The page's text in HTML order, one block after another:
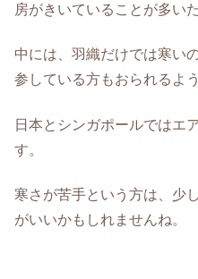
房がきいていることが多い
中には、羽織だけでは寒い
参している方もおられるよう
日本とシンガポールではエ
す。
寒さが苦手という方は、少
がいいかもしれませんね。